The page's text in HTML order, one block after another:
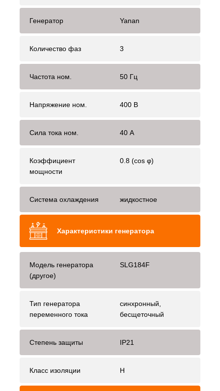
Генератор Yanan
Количество фаз 3
Частота ном. 50 Гц
Напряжение ном. 400 В
Сила тока ном. 40 А
Коэффициент
мощности
0.8 (cos φ)
Система охлаждения жидкостное
Характеристики генератора
Модель генератора
(другое)
SLG184F
Тип генератора
переменного тока
синхронный,
бесщеточный
Степень защиты IP21
Класс изоляции H